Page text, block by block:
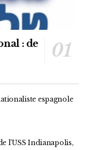
: de
espagnole
l’USS Indianapolis,